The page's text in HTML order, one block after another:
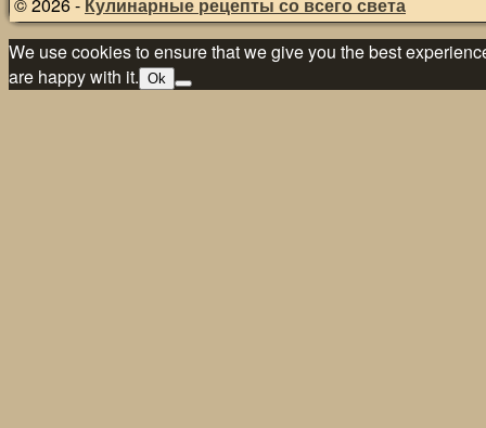
© 2026 - Кулинарные рецепты со всего света
We use cookies to ensure that we give you the best
are happy with it. Ok